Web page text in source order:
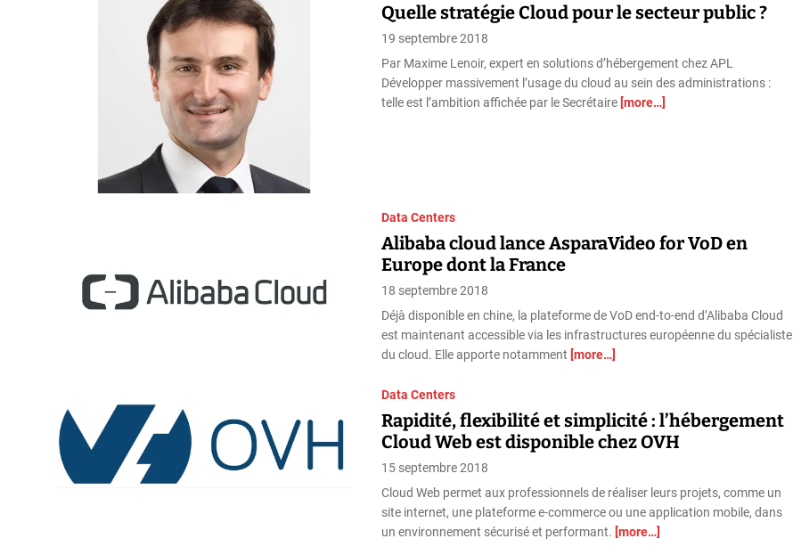
Quelle stratégie Cloud pour le secteur public ?
19 septembre 2018
Par Maxime Lenoir, expert en solutions d’hébergement chez APL
Développer massivement l’usage du cloud au sein des administrations :
telle est l’ambition affichée par le Secrétaire [more…]
Data Centers
Alibaba cloud lance AsparaVideo for VoD en
Europe dont la France
18 septembre 2018
Déjà disponible en chine, la plateforme de VoD end-to-end d’Alibaba Cloud
est maintenant accessible via les infrastructures européenne du spécialiste
du cloud. Elle apporte notamment [more…]
Data Centers
Rapidité, flexibilité et simplicité : l’hébergement
Cloud Web est disponible chez OVH
15 septembre 2018
Cloud Web permet aux professionnels de réaliser leurs projets, comme un
site internet, une plateforme e-commerce ou une application mobile, dans
un environnement sécurisé et performant. [more…]